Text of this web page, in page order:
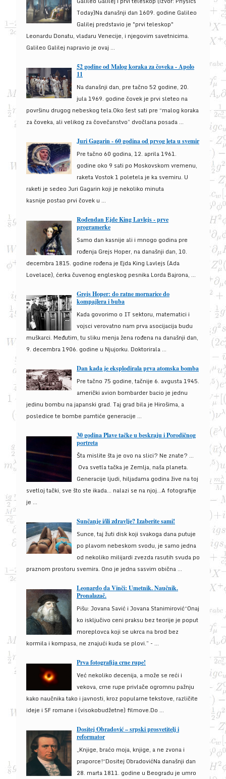
Today)Na današnji dan 1609. godine Galileo
Galilej predstavio je "prvi teleskop"
Leonardu Donatu, vladaru Venecije, i njegovim savetnicima.
Galileo Galilej napravio je ovaj ...
52 godine od Malog koraka za čoveka - Apolo
11
Na današnji dan, pre tačno 52 godine, 20.
jula 1969. godine čovek je prvi sleteo na
površinu drugog nebeskog tela.Oko šest sati pre “malog koraka
za čoveka, ali velikog za čovečanstvo” dvočlana posada ...
Juri Gagarin - 60 godina od prvog leta u svemir
Pre tačno 60 godina, 12. aprila 1961.
godine oko 9 sati po Moskovskom vremenu,
raketa Vostok 1 poletela je ka svemiru. U
raketi je sedeo Juri Gagarin koji je nekoliko minuta
kasnije postao prvi čovek u ...
Rođendan Ejde King Lavlejs - prve
programerke
Samo dan kasnije ali i mnogo godina pre
rođenja Grejs Hoper, na današnji dan, 10.
decembra 1815. godine rođena je Ejda King Lavlejs (Ada
Lovelace), ćerka čuvenog engleskog pesnika Lorda Bajrona, ...
Grejs Hoper: do ratne mornarice do
kompajlera i buba
Kada govorimo o IT sektoru, matematici i
vojsci verovatno nam prva asocijacija budu
muškarci. Međutim, tu sliku menja žena rođena na današnji dan,
9. decembra 1906. godine u Njujorku. Doktorirala ...
Dan kada je eksplodirala prva atomska bomba
Pre tačno 75 godine, tačnije 6. avgusta 1945.
američki avion bombarder bacio je jednu
jedinu bombu na japanski grad. Taj grad bila je Hirošima, a
posledice te bombe pamtiće generacije ...
30 godina Plave tačke u beskraju i Porodičnog
portreta
Šta mislite šta je ovo na slici? Ne znate? …
Ova svetla tačka je Zemlja, naša planeta.
Generacije ljudi, hiljadama godina žive na toj
svetloj tački, sve što ste ikada… nalazi se na njoj…A fotografije
je ...
Sunčanje i/ili zdravlje? Izaberite sami!
Sunce, taj žuti disk koji svakoga dana putuje
po plavom nebeskom svodu, je samo jedna
od nekoliko milijardi zvezda rasutih svuda po
praznom prostoru svemira. Ono je jedna sasvim obična ...
Leonardo da Vinči: Umetnik. Naučnik.
Pronalazač.
Pišu: Jovana Savić i Jovana Stanimirović“Onaj
ko isključivo ceni praksu bez teorije je poput
moreplovca koji se ukrca na brod bez
kormila i kompasa, ne znajući kuda se plovi.” - ...
Prva fotografija crne rupe!
Već nekoliko decenija, a može se reći i
vekova, crne rupe privlače ogromnu pažnju
kako naučnika tako i javnosti, kroz popularne tekstove, različite
ideje i SF romane i (visokobudžetne) filmove.Do ...
Dositej Obradović – srpski prosvetitelj i
reformator
„Knjige, braćo moja, knjige, a ne zvona i
praporce!“Dositej ObradovićNa današnji dan
28. marta 1811. godine u Beogradu je umro